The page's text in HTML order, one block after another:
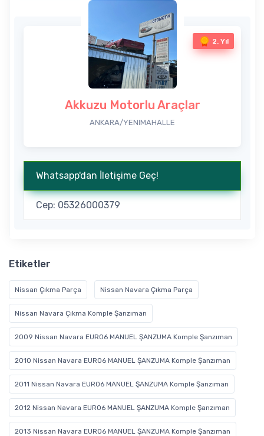
2. Yıl
Akkuzu Motorlu Araçlar
ANKARA/YENIMAHALLE
Whatsapp'dan İletişime Geç!
Cep: 05326000379
Etiketler
Nissan Çıkma Parça Nissan Navara Çıkma Parça
Nissan Navara Çıkma Komple Şanzıman
2009 Nissan Navara EURO6 MANUEL ŞANZUMA Komple Şanzıman
2010 Nissan Navara EURO6 MANUEL ŞANZUMA Komple Şanzıman
2011 Nissan Navara EURO6 MANUEL ŞANZUMA Komple Şanzıman
2012 Nissan Navara EURO6 MANUEL ŞANZUMA Komple Şanzıman
2013 Nissan Navara EURO6 MANUEL ŞANZUMA Komple Şanzıman